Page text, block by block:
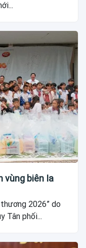
vùng biên Ia
2026” do
Tân phối...